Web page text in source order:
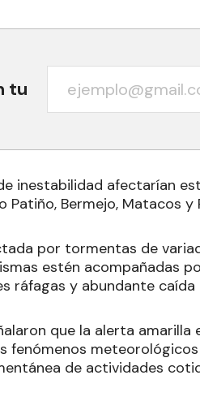
tu
inestabilidad afectarían
Patiño, Bermejo, Matacos y
por tormentas de
estén acompañadas
ráfagas y abundante
que la alerta amarilla
fenómenos
de actividades